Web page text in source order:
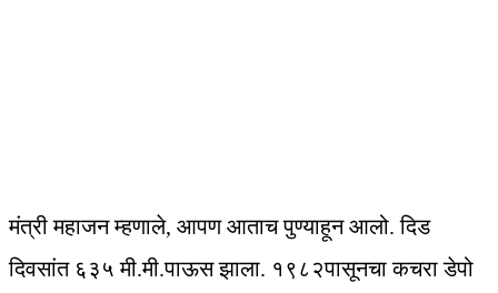
मंत्री महाजन म्हणाले, आपण आताच पुण्याहून आलो. दिड
दिवसांत ६३५ मी.मी.पाऊस झाला. १९८२पासूनचा कचरा डेपो